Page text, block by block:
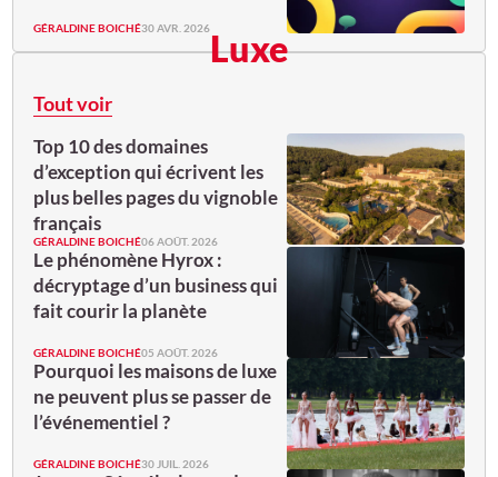
GÉRALDINE BOICHÉ30 AVR. 2026Luxe
Tout voir
Top 10 des domaines
d’exception qui écrivent les
plus belles pages du vignoble
français
GÉRALDINE BOICHÉ06 AOÛT. 2026
Le phénomène Hyrox :
décryptage d’un business qui
fait courir la planète
GÉRALDINE BOICHÉ05 AOÛT. 2026
Pourquoi les maisons de luxe
ne peuvent plus se passer de
l’événementiel ?
GÉRALDINE BOICHÉ30 JUIL. 2026